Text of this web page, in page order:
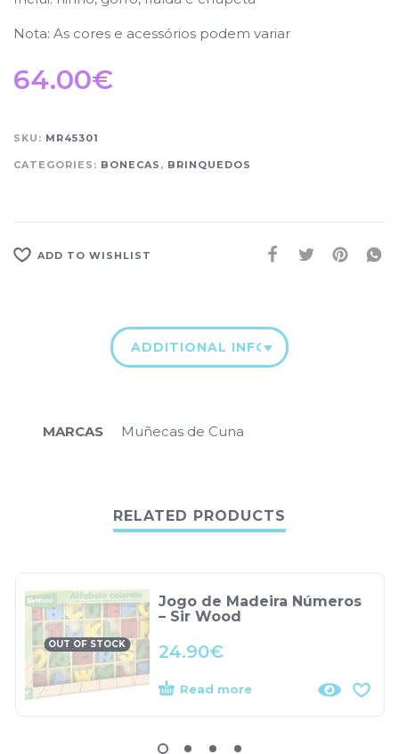
Nota: As cores e acessórios podem variar
64.00€
SKU: MR45301
CATEGORIES: BONECAS , BRINQUEDOS
ADD TO WISHLIST
ADDITIONAL INFORMATION
MARCAS Muñecas de Cuna
RELATED PRODUCTS
OUT OF STOCK
Jogo de Madeira Números
– Sir Wood
24.90€
Read more